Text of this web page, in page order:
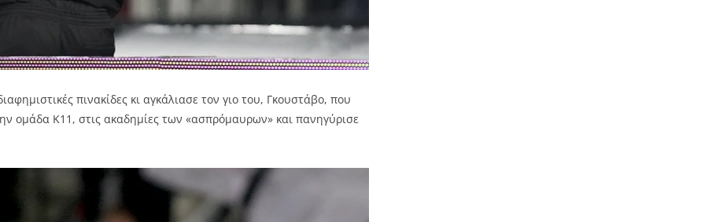
πινακίδες κι αγκάλιασε τον γιο του, Γκουστάβο, που
ομάδα Κ11, στις ακαδημίες των «ασπρόμαυρων» και πανηγύρισε